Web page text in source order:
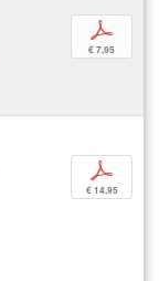
p
€ 7,95
p
€ 14,95